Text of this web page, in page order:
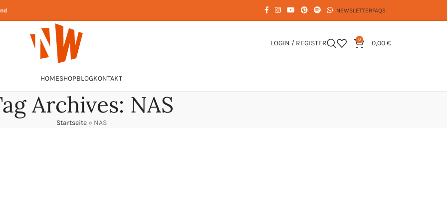
NEWSLETTERFAQS
LOGIN / REGISTER 0 0,00€
HOMESHOPBLOGKONTAKT
Archives: NAS
Startseite» NAS